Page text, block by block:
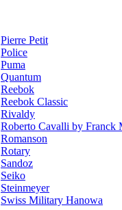
Pierre Petit
Police
Puma
Quantum
Reebok
Reebok Classic
Rivaldy
Roberto Cavalli by Franck
Romanson
Rotary
Sandoz
Seiko
Steinmeyer
Swiss Military Hanowa